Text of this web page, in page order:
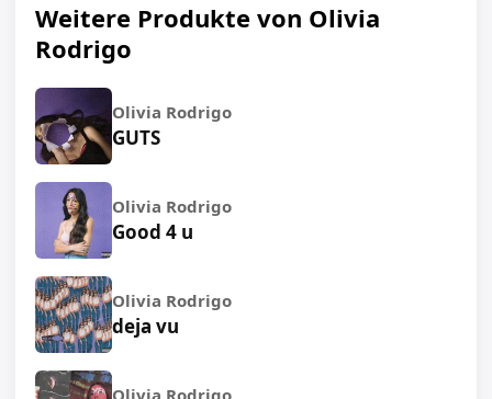
Weitere Produkte von Olivia
Rodrigo
Olivia Rodrigo
GUTS
Olivia Rodrigo
Good 4 u
Olivia Rodrigo
deja vu